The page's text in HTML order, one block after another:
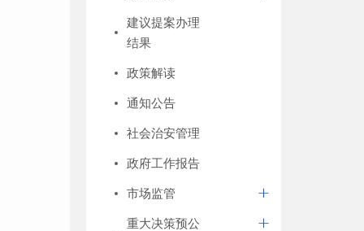
建议提案办理
结果
政策解读
通知公告
社会治安管理
政府工作报告
市场监管
重大决策预公